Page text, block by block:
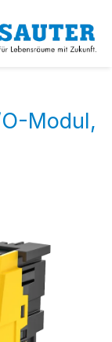
Modul,